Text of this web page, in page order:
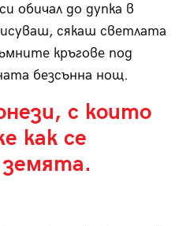
обичал до дупка в
сякаш светлата
кръгове под
безсънна нощ.
с които
как се